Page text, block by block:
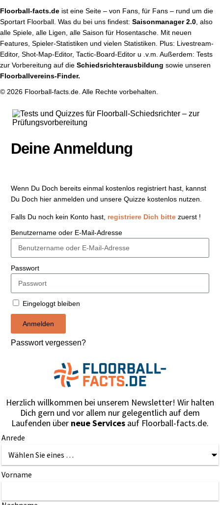
Floorball-facts.de ist eine Seite – von Fans, für Fans – rund um die
Sportart Floorball. Was du bei uns findest: Saisonmanager 2.0 , also
alle Spiele, alle Ligen, alle Saison für Hosentasche. Mit neuen
Features, Spieler-Statistiken und vielen Statistiken. Plus: Livestream-
Editor, Shot-Map-Editor, Tactic-Board-Editor u .v.m. Außerdem: Tests
zur Vorbereitung auf die Schiedsrichterausbildung sowie unseren
Floorballvereins-Finder.
© 2026 Floorball-facts.de. Alle Rechte vorbehalten.
Deine Anmeldung
Wenn Du Doch bereits einmal kostenlos registriert hast, kannst
Du Doch hier anmelden und unsere Quizze kostenlos nutzen.
Falls Du noch kein Konto hast, registriere Dich bitte zuerst !
Benutzername oder E-Mail-Adresse
Passwort
Eingeloggt bleiben
Anmelden
Passwort vergessen?